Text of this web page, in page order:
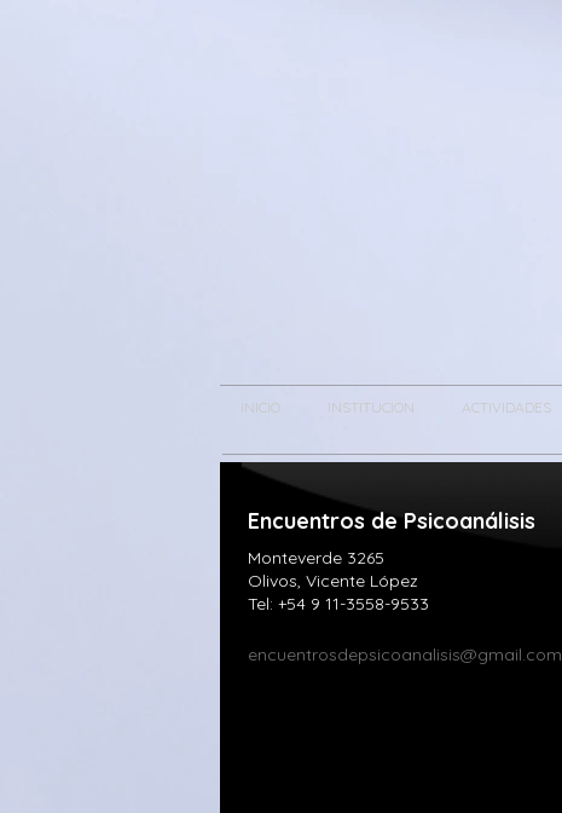
INICIO INSTITUCION ACTIVIDADES
Encuentros de Psicoanálisis​
Monteverde 3265
Olivos, Vicente López
Tel: +54 9 11-3558-9533
encuentrosdepsicoanalisis@gmail.com